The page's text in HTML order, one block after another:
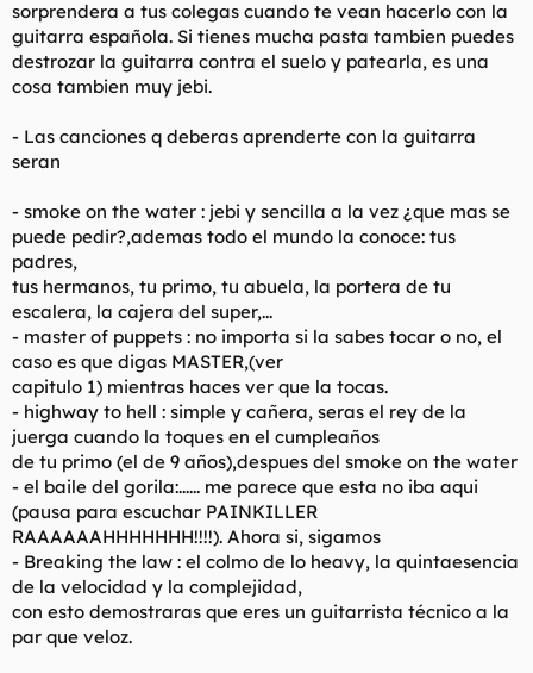
sorprendera a tus colegas cuando te vean hacerlo con la
guitarra española. Si tienes mucha pasta tambien puedes
destrozar la guitarra contra el suelo y patearla, es una
cosa tambien muy jebi.
- Las canciones q deberas aprenderte con la guitarra
seran
- smoke on the water : jebi y sencilla a la vez ¿que mas se
puede pedir?,ademas todo el mundo la conoce: tus
padres,
tus hermanos, tu primo, tu abuela, la portera de tu
escalera, la cajera del super,...
- master of puppets : no importa si la sabes tocar o no, el
caso es que digas MASTER,(ver
capitulo 1) mientras haces ver que la tocas.
- highway to hell : simple y cañera, seras el rey de la
juerga cuando la toques en el cumpleaños
de tu primo (el de 9 años),despues del smoke on the water
- el baile del gorila:...... me parece que esta no iba aqui
(pausa para escuchar PAINKILLER
RAAAAAAHHHHHHH!!!!). Ahora si, sigamos
- Breaking the law : el colmo de lo heavy, la quintaesencia
de la velocidad y la complejidad,
con esto demostraras que eres un guitarrista técnico a la
par que veloz.